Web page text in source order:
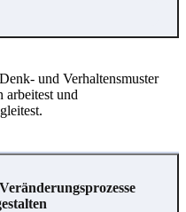
und Verhaltensmuster
arbeitest und